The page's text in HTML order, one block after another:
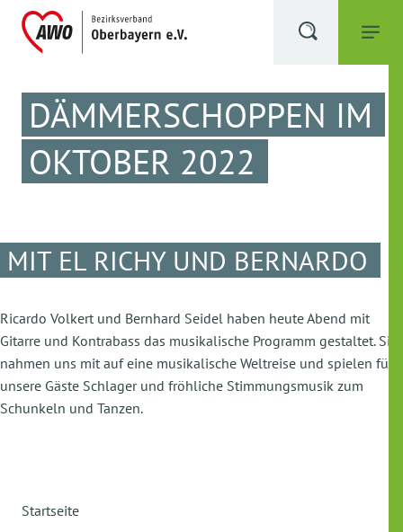
DÄMMERSCHOPPEN IM
OKTOBER 2022
MIT EL RICHY UND BERNARDO
Ricardo Volkert und Bernhard Seidel haben heute Abend mit
Gitarre und Kontrabass das musikalische Programm gestaltet. Sie
nahmen uns mit auf eine musikalische Weltreise und spielen für
unsere Gäste Schlager und fröhliche Stimmungsmusik zum
Schunkeln und Tanzen.
Startseite